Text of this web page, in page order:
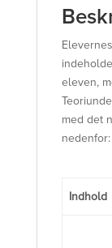
eleven,
med det
nedenfor:
Indhold